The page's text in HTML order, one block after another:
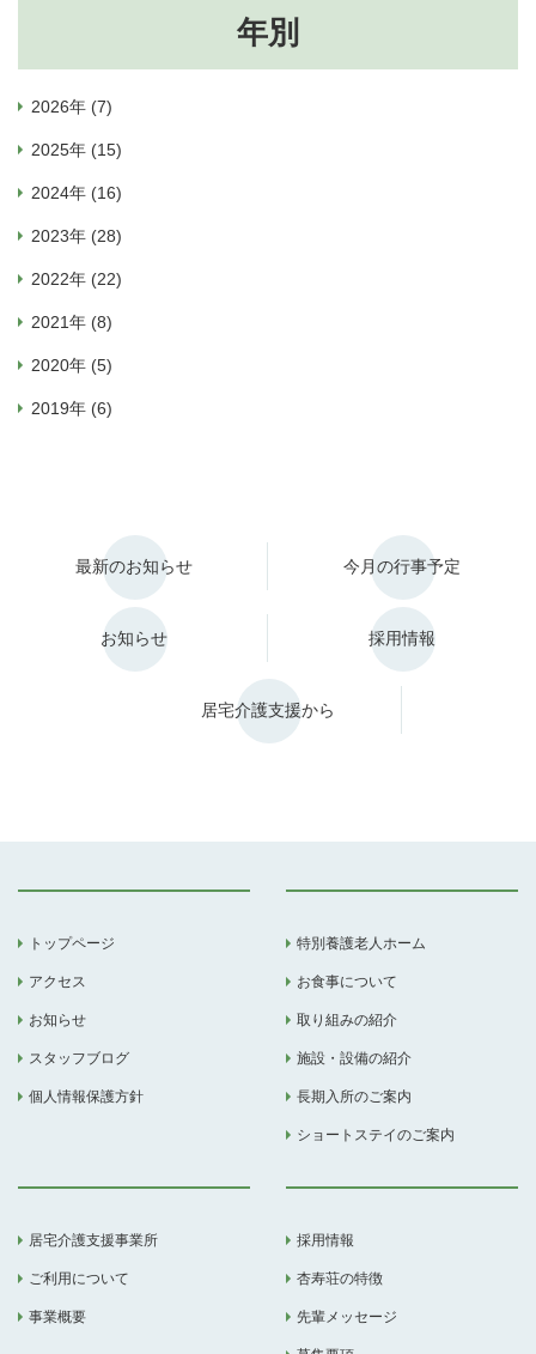
年別
2026年 (7)
2025年 (15)
2024年 (16)
2023年 (28)
2022年 (22)
2021年 (8)
2020年 (5)
2019年 (6)
最新のお知らせ 今月の行事予定
お知らせ 採用情報
居宅介護支援から
トップページ
アクセス
お知らせ
スタッフブログ
個人情報保護方針
特別養護老人ホーム
お食事について
取り組みの紹介
施設・設備の紹介
長期入所のご案内
ショートステイのご案内
居宅介護支援事業所
ご利用について
事業概要
採用情報
杏寿荘の特徴
先輩メッセージ